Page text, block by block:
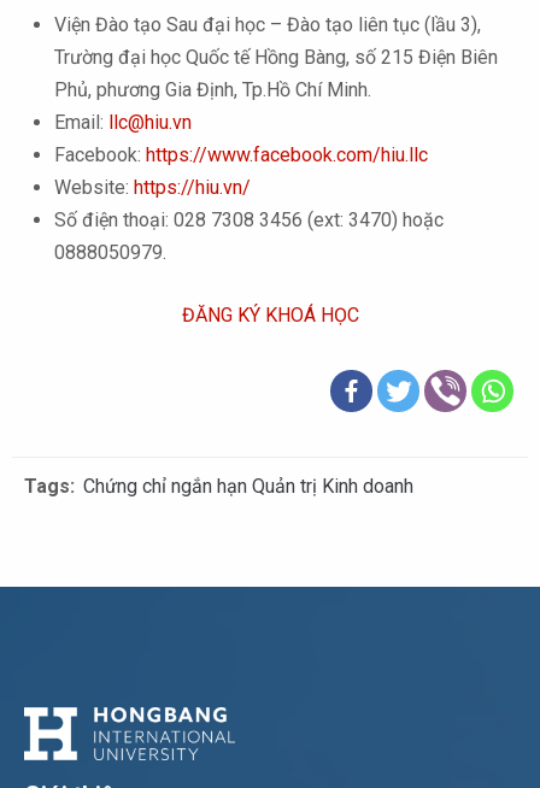
Viện Đào tạo Sau đại học – Đào tạo liên tục (lầu 3),
Trường đại học Quốc tế Hồng Bàng, số 215 Điện Biên
Phủ, phương Gia Định, Tp.Hồ Chí Minh.
Email: llc@hiu.vn
Facebook: https://www.facebook.com/hiu.llc
Website: https://hiu.vn/
Số điện thoại: 028 7308 3456 (ext: 3470) hoặc
0888050979.
ĐĂNG KÝ KHOÁ HỌC
Tags: Chứng chỉ ngắn hạn Quản trị Kinh doanh